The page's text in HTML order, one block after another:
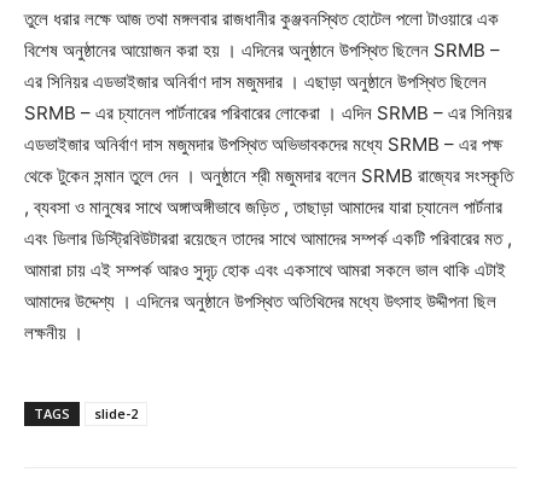
তুলে ধরার লক্ষে আজ তথা মঙ্গলবার রাজধানীর কুঞ্জবনস্থিত হোটেল পলো টাওয়ারে এক
বিশেষ অনুষ্ঠানের আয়োজন করা হয় । এদিনের অনুষ্ঠানে উপস্থিত ছিলেন SRMB –
এর সিনিয়র এডভাইজার অনির্বাণ দাস মজুমদার । এছাড়া অনুষ্ঠানে উপস্থিত ছিলেন
SRMB – এর চ্যানেল পার্টনারের পরিবারের লোকেরা । এদিন SRMB – এর সিনিয়র
এডভাইজার অনির্বাণ দাস মজুমদার উপস্থিত অভিভাবকদের মধ্যে SRMB – এর পক্ষ
থেকে টুকেন সন্মান তুলে দেন । অনুষ্ঠানে শ্রী মজুমদার বলেন SRMB রাজ্যের সংস্কৃতি
, ব্যবসা ও মানুষের সাথে অঙ্গাঅঙ্গীভাবে জড়িত , তাছাড়া আমাদের যারা চ্যানেল পার্টনার
এবং ডিলার ডিস্ট্রিবিউটাররা রয়েছেন তাদের সাথে আমাদের সম্পর্ক একটি পরিবারের মত ,
আমারা চায় এই সম্পর্ক আরও সুদৃঢ় হোক এবং একসাথে আমরা সকলে ভাল থাকি এটাই
আমাদের উদ্দেশ্য । এদিনের অনুষ্ঠানে উপস্থিত অতিথিদের মধ্যে উৎসাহ উদ্দীপনা ছিল
লক্ষনীয় ।
TAGS slide-2